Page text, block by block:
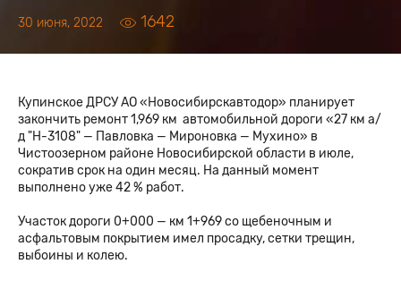
30 июня, 2022 1642
Купинское ДРСУ АО «Новосибирскавтодор» планирует
закончить ремонт 1,969 км автомобильной дороги «27 км а/
д "Н-3108" — Павловка — Мироновка — Мухино» в
Чистоозерном районе Новосибирской области в июле,
сократив срок на один месяц. На данный момент
выполнено уже 42 % работ.
Участок дороги 0+000 — км 1+969 со щебеночным и
асфальтовым покрытием имел просадку, сетки трещин,
выбоины и колею.